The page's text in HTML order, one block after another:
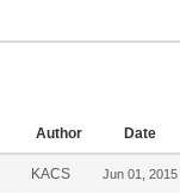
Author Date
KACS Jun 01, 2015